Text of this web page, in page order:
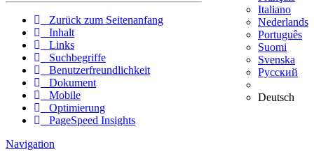
Italiano
Nederlands
Português
Suomi
Svenska
Русский
Deutsch
Zurück zum Seitenanfang
Inhalt
Links
Suchbegriffe
Benutzerfreundlichkeit
Dokument
Mobile
Optimierung
PageSpeed Insights
Navigation